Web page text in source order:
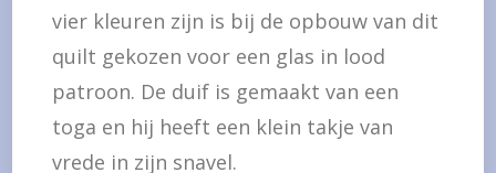
vier kleuren zijn is bij de opbouw van dit
quilt gekozen voor een glas in lood
patroon. De duif is gemaakt van een
toga en hij heeft een klein takje van
vrede in zijn snavel.